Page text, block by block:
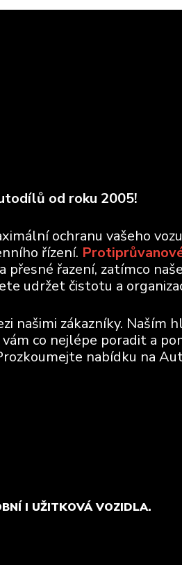
od roku 2005!
ochranu vašeho
řízení.
přesné řazení, zatímco
udržet čistotu a
našimi zákazníky. Naším
co nejlépe poradit a
nabídku na
I UŽITKOVÁ VOZIDLA.